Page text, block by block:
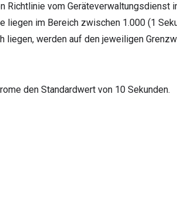
Richtlinie vom Geräteverwaltungsdienst
liegen im Bereich zwischen 1.000 (1
liegen, werden auf den jeweiligen
den Standardwert von 10 Sekunden.